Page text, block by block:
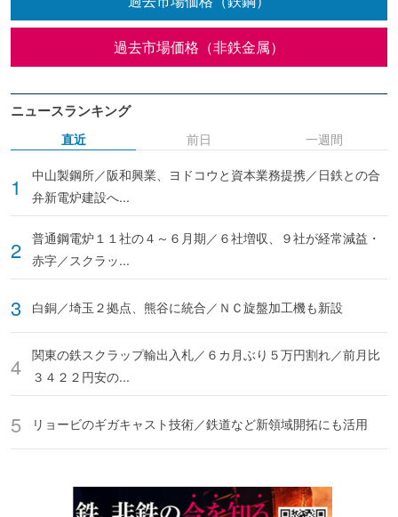
過去市場価格（非鉄金属）
ニュースランキング
直近
中山製鋼所／阪和興業、ヨドコウと資本業務提携／日鉄との合
弁新電炉建設へ...
普通鋼電炉１１社の４～６月期／６社増収、９社が経常減益・
赤字／スクラッ...
白銅／埼玉２拠点、熊谷に統合／ＮＣ旋盤加工機も新設
関東の鉄スクラップ輸出入札／６カ月ぶり５万円割れ／前月比
３４２２円安の...
リョービのギガキャスト技術／鉄道など新領域開拓にも活用
前日 一週間